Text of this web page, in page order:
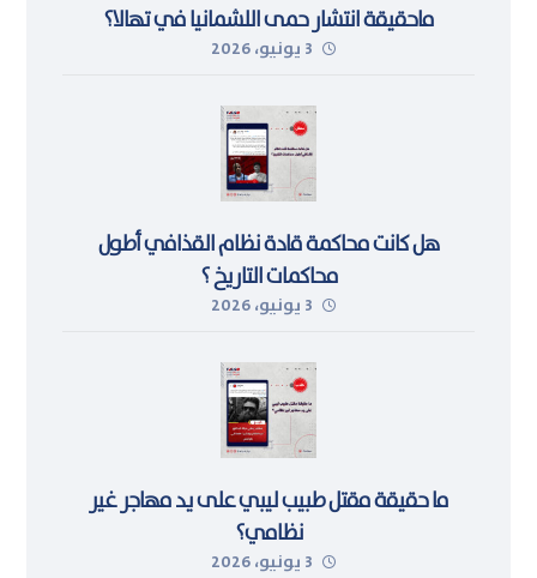
ماحقيقة انتشار حمى اللشمانيا في تهالا؟
3 يونيو، 2026
هل كانت محاكمة قادة نظام القذافي أطول
محاكمات التاريخ ؟
3 يونيو، 2026
ما حقيقة مقتل طبيب ليبي على يد مهاجر غير
نظامي؟
3 يونيو، 2026